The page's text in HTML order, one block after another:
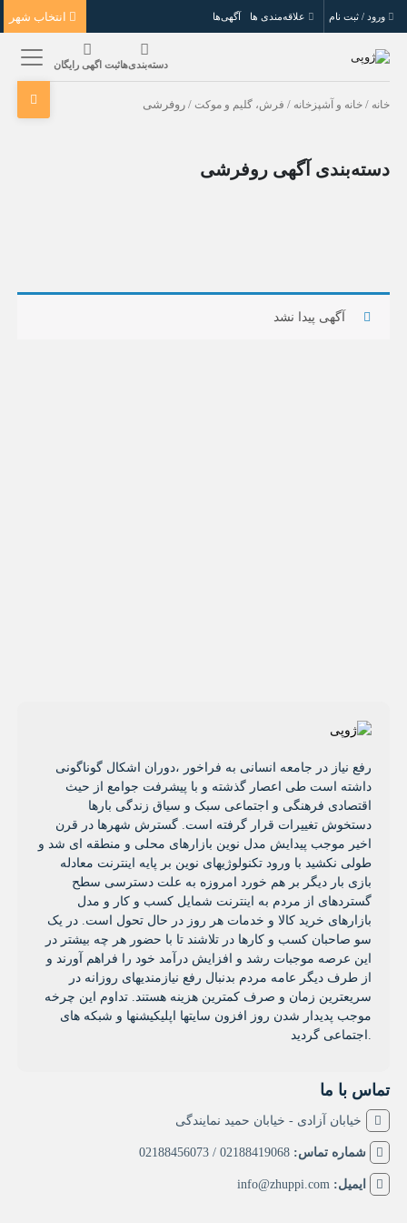
ورود / ثبت نام علاقه‌مندی ها آگهی‌ها
دسته‌بندی‌هاثبت اگهی رایگان
خانه /خانه و آشپزخانه / فرش، گلیم و موکت / روفرشی
دسته‌بندی آگهی روفرشی
آگهی پیدا نشد
رفع نیاز در جامعه انسانی به فراخور ،دوران اشکال گوناگونی
داشته است طی اعصار گذشته و با پیشرفت جوامع از حیث
اقتصادی فرهنگی و اجتماعی سبک و سیاق زندگی بارها
دستخوش تغییرات قرار گرفته است. گسترش شهرها در قرن
اخیر موجب پیدایش مدل نوین بازارهای محلی و منطقه ای شد و
طولی نکشید با ورود تکنولوژیهای نوین بر پایه اینترنت معادله
بازی بار دیگر بر هم خورد امروزه به علت دسترسی سطح
گستردهای از مردم به اینترنت شمایل کسب و کار و مدل
بازارهای خرید کالا و خدمات هر روز در حال تحول است. در یک
سو صاحبان کسب و کارها در تلاشند تا با حضور هر چه بیشتر در
این عرصه موجبات رشد و افزایش درآمد خود را فراهم آورند و
از طرف دیگر عامه مردم بدنبال رفع نیازمندیهای روزانه در
سریعترین زمان و صرف کمترین هزینه هستند. تداوم این چرخه
موجب پدیدار شدن روز افزون سایتها اپلیکیشنها و شبکه های
اجتماعی گردید.
تماس با ما
خیابان آزادی - خیابان حمید نمایندگی
شماره تماس:02188419068 / 02188456073
ایمیل:info@zhuppi.com